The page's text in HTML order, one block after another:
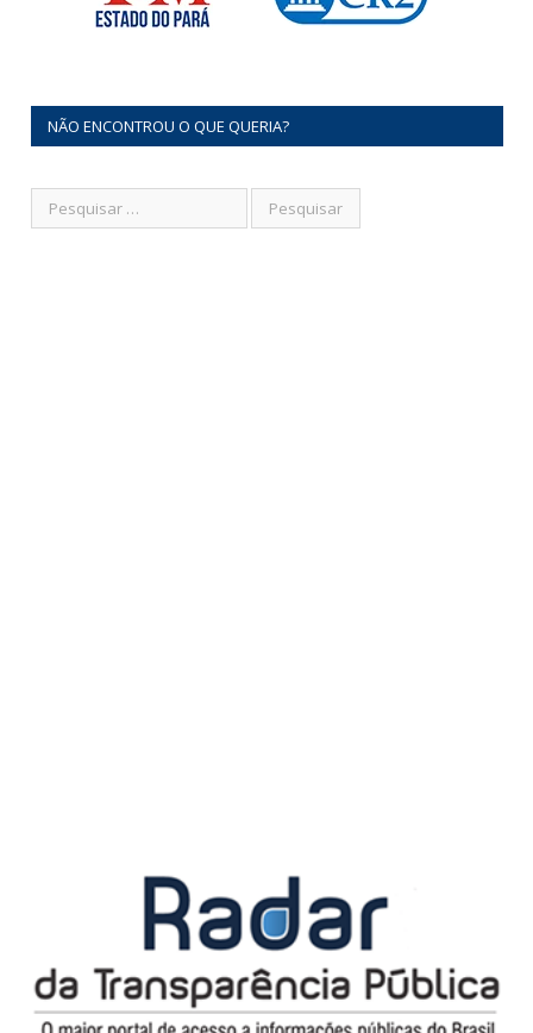
NÃO ENCONTROU O QUE QUERIA?